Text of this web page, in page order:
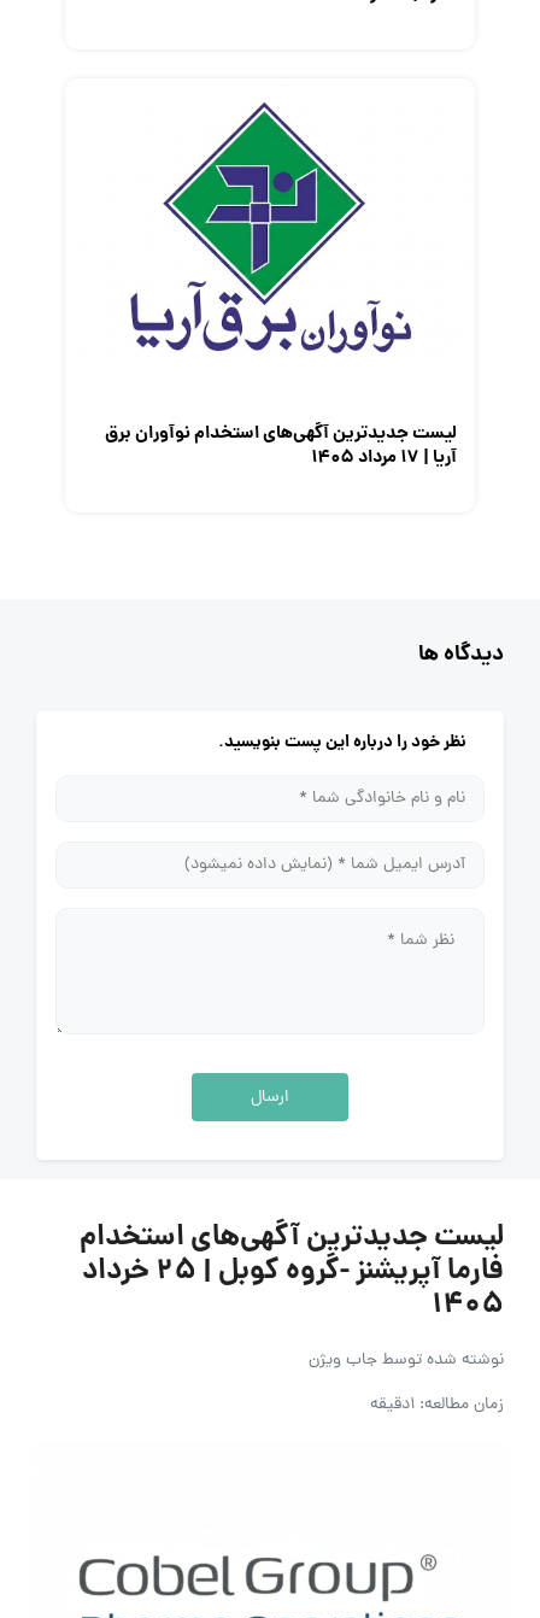
لیست جدیدترین آگهی‌های استخدام نوآوران برق
آریا | ۱۷ مرداد ۱۴۰۵
دیدگاه ها
نظر خود را درباره این پست بنویسید.
ارسال
لیست جدیدترین آگهی‌های استخدام
فارما آپریشنز -گروه کوبل | ۲۵ خرداد
۱۴۰۵
نوشته شده توسطجاب ویژن
زمان مطالعه: 1دقیقه